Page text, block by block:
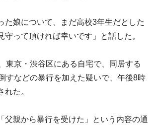
た娘について、まだ高校3年生だとした
守って頂ければ幸いです」と話した。
東京・渋谷区にある自宅で、同居する
すなどの暴行を加えた疑いで、午後8時
れた。
父親から暴行を受けた」という内容の通